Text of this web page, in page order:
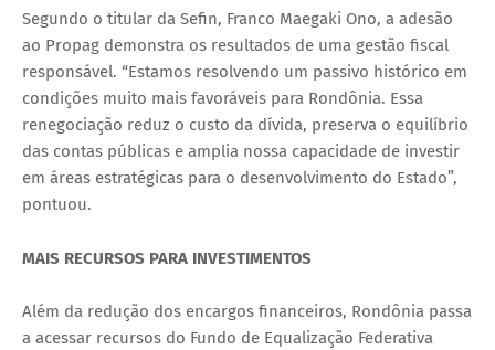
Segundo o titular da Sefin, Franco Maegaki Ono, a adesão
ao Propag demonstra os resultados de uma gestão fiscal
responsável. “Estamos resolvendo um passivo histórico em
condições muito mais favoráveis para Rondônia. Essa
renegociação reduz o custo da dívida, preserva o equilíbrio
das contas públicas e amplia nossa capacidade de investir
em áreas estratégicas para o desenvolvimento do Estado”,
pontuou.
MAIS RECURSOS PARA INVESTIMENTOS
Além da redução dos encargos financeiros, Rondônia passa
a acessar recursos do Fundo de Equalização Federativa